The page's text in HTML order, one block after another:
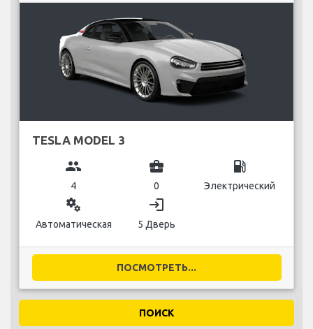
TESLA MODEL 3
group
4
business_center
0
local_gas_station
Электрический
miscellaneous_services
Автоматическая
login
5 Дверь
ПОСМОТРЕТЬ...
ПОИСК